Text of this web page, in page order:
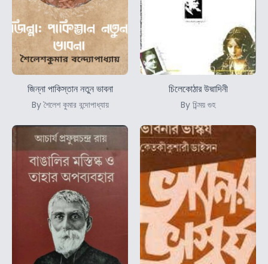
জিন্না পাকিস্তান নতুন ভাবনা
By শৈলেশ কুমার বন্দোপাধ্যায়
চিলেকোঠার উদ্মাদিনী
By চিন্ময় গুহ